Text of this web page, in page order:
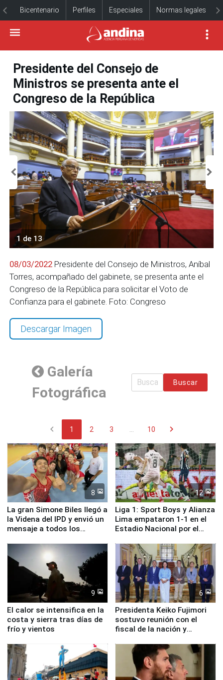
Bicentenario Perfiles Especiales Normas legales
Presidente del Consejo de
Ministros se presenta ante el
Congreso de la República
1 de 13
08/03/2022 Presidente del Consejo de Ministros, Aníbal
Torres, acompañado del gabinete, se presenta ante el
Congreso de la República para solicitar el Voto de
Confianza para el gabinete. Foto: Congreso
Descargar Imagen
Galería
Fotográfica
Buscar
chevron_left 1 2 3 10 chevron_right
8
La gran Simone Biles llegó a
la Videna del IPD y envió un
mensaje a todos los
12
Liga 1: Sport Boys y Alianza
Lima empataron 1-1 en el
Estadio Nacional por el
9
El calor se intensifica en la
costa y sierra tras días de
frío y vientos
6
Presidenta Keiko Fujimori
sostuvo reunión con el
fiscal de la nación y